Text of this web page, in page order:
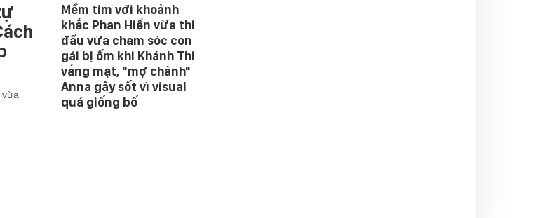
vừa
Mềm tim với khoảnh
khắc Phan Hiển vừa thi
đấu vừa chăm sóc con
gái bị ốm khi Khánh Thi
vắng mặt, "mợ chảnh"
Anna gây sốt vì visual
quá giống bố